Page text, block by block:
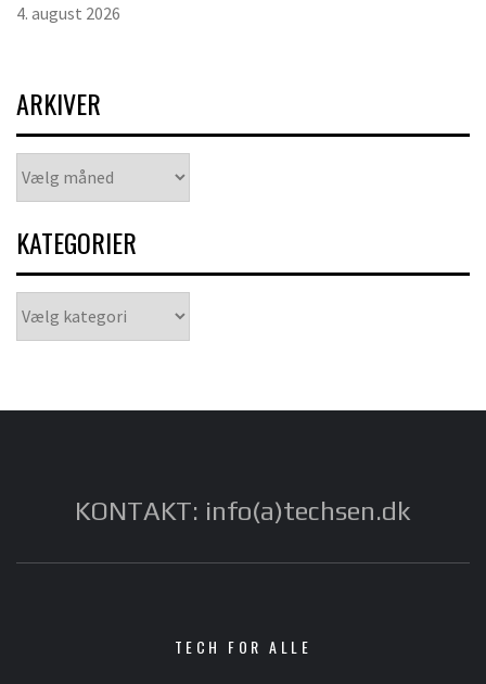
4. august 2026
ARKIVER
KATEGORIER
KONTAKT: info(a)techsen.dk
TECH FOR ALLE